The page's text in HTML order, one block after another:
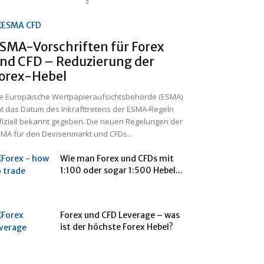
Vorschriften für Forex
CFD – Reduzierung der
Hebel
Europäische Wertpapieraufsichtsbehörde (ESMA)
das Datum des Inkrafttretens der ESMA-Regeln
bekannt gegeben. Die neuen Regelungen der
für den Devisenmarkt und CFDs...
Wie man Forex und CFDs mit
1:100 oder sogar 1:500 Hebel...
Forex und CFD Leverage – was
ist der höchste Forex Hebel?